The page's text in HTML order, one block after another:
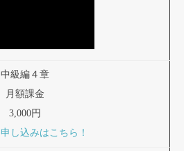
中級編４章
月額課金
3,000円
し込みはこちら！